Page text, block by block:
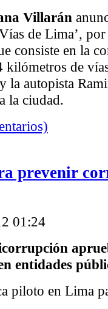
Villarán
de Lima’,
consiste en la
de
la autopista
la ciudad.
prevenir
01:24
entidades
piloto en Lima